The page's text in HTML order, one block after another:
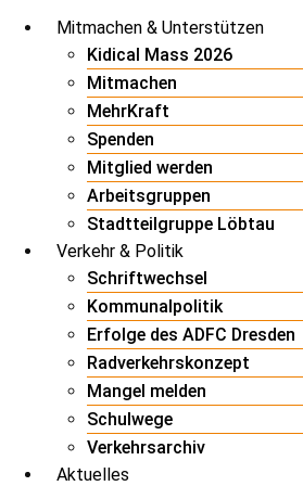
Mitmachen & Unterstützen
Kidical Mass 2026
Mitmachen
MehrKraft
Spenden
Mitglied werden
Arbeitsgruppen
Stadtteilgruppe Löbtau
Verkehr & Politik
Schriftwechsel
Kommunalpolitik
Erfolge des ADFC Dresden
Radverkehrskonzept
Mangel melden
Schulwege
Verkehrsarchiv
Aktuelles